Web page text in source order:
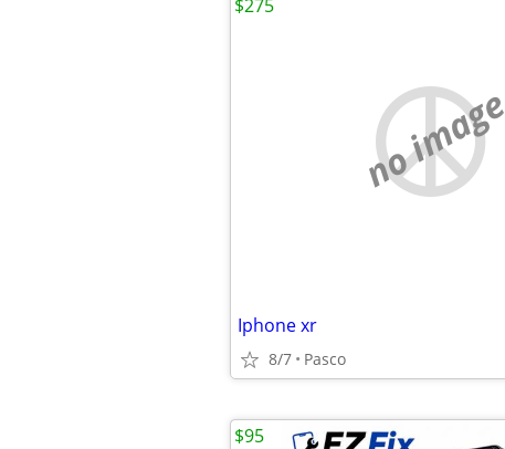
no image
Iphone xr
8/7 Pasco
$275
$95